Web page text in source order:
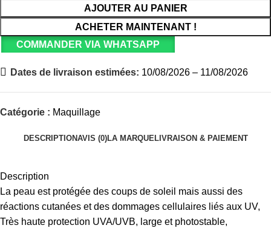
AJOUTER AU PANIER
ACHETER MAINTENANT !
COMMANDER VIA WHATSAPP
Dates de livraison estimées: 10/08/2026 – 11/08/2026
Catégorie : Maquillage
DESCRIPTIONAVIS (0)LA MARQUELIVRAISON & PAIEMENT
Description
La peau est protégée des coups de soleil mais aussi des
réactions cutanées et des dommages cellulaires liés aux UV,
Très haute protection UVA/UVB, large et photostable,